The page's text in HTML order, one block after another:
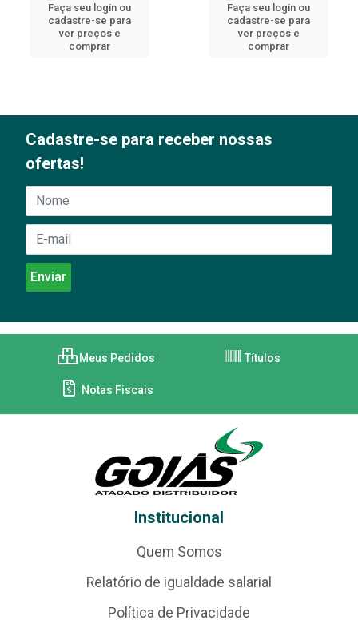
Faça seu login ou
cadastre-se para
ver preços e
comprar
Faça seu login ou
cadastre-se para
ver preços e
comprar
Cadastre-se para receber nossas
ofertas!
Meus Pedidos Títulos
Notas Fiscais
Institucional
Quem Somos
Relatório de igualdade salarial
Política de Privacidade